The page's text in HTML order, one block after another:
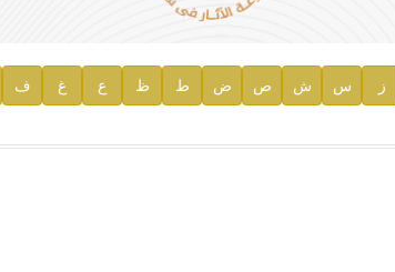
ز س ش ص ض ط ظ ع غ ف